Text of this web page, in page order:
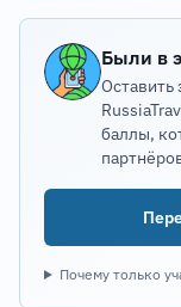
Были в
Оставить
баллы,
Почему только